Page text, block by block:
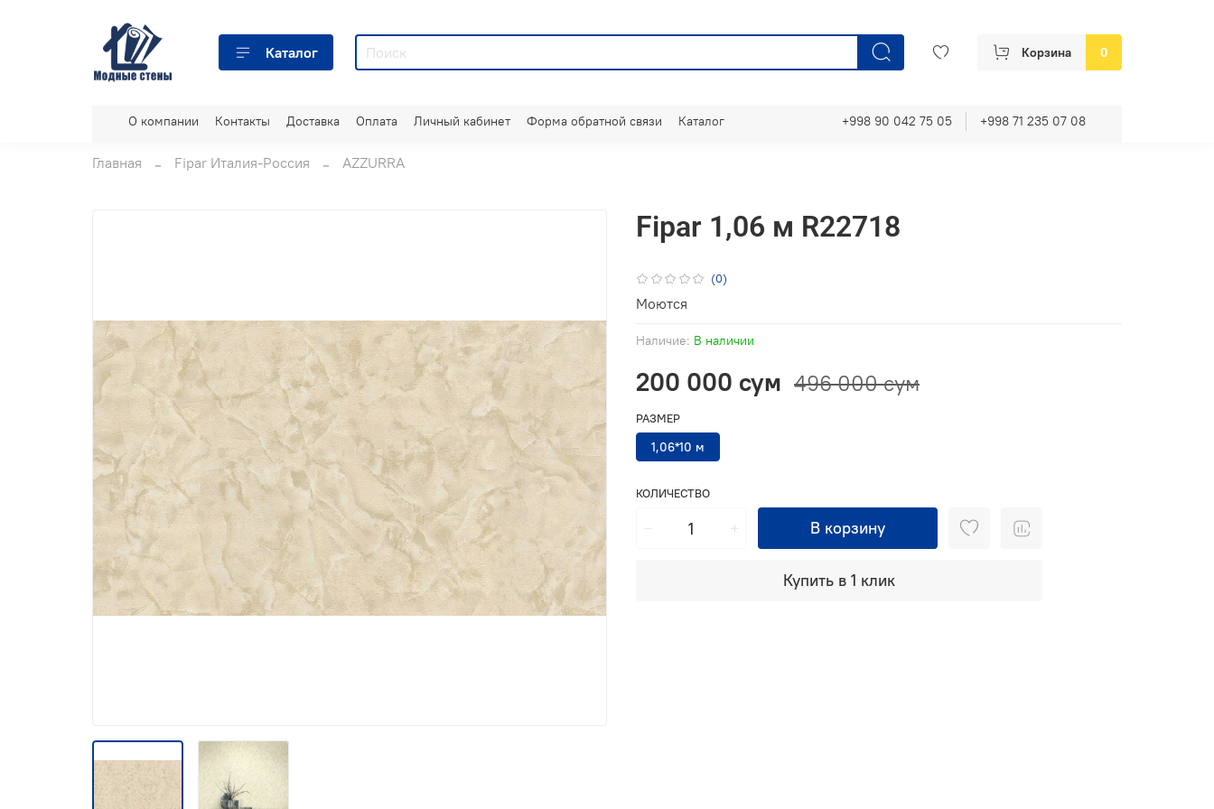
Каталог Корзина 0
О компании Контакты Доставка Оплата Личный кабинет Форма обратной связи Каталог +998 90 042 75 05 +998 71 235 07 08
Главная Fipar Италия-Россия AZZURRA
(0)
Наличие: В наличии
Fipar 1,06 м R22718
200 000 сум 496 000 сум
КОЛИЧЕСТВО
В корзину
Купить в 1 клик
РАЗМЕР
1,06*10 м
Моются